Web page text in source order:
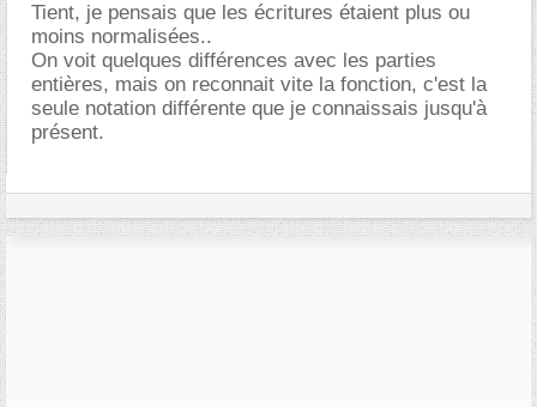
Tient, je pensais que les écritures étaient plus ou
moins normalisées..
On voit quelques différences avec les parties
entières, mais on reconnait vite la fonction, c'est la
seule notation différente que je connaissais jusqu'à
présent.